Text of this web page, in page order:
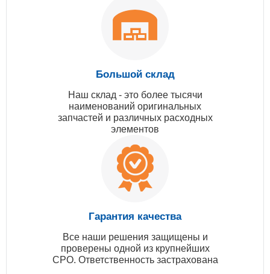
Большой склад
Наш склад - это более тысячи
наименований оригинальных
запчастей и различных расходных
элементов
Гарантия качества
Все наши решения защищены и
проверены одной из крупнейших
СРО. Ответственность застрахована